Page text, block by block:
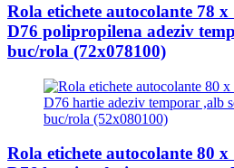
Rola etichete autocolante 78
D76 polipropilena adeziv
buc/rola (72x078100)
Rola etichete autocolante 80